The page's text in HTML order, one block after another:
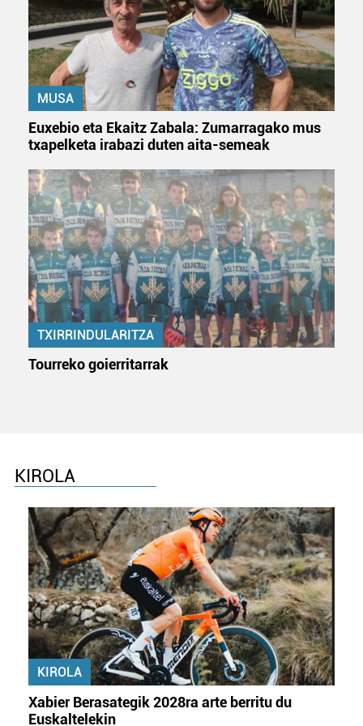
Lortu zure datu pertsonalak prozesatzeko moduari
buruzko informazio gehiago eta ezarri zure lehentasunak
datuen atalean. Edozein unetan alda edo ken dezakezu
zure baimena Cookieen adierazpenean.
Webgune honek cookie propioak eta hirugarrenen cookie-
fitxategiak erabiltzen ditu. Zure esperientzia eta
zerbitzuak hobetzeko asmoz, cookie teknologiaz
baliatzen gara. Ohar hau onartuz gero, teknologia hori
erabiltzeko baimen esplizitua ematen diguzu.Gehiago
irakurri
MUSA
Euxebio eta Ekaitz Zabala: Zumarragako mus
txapelketa irabazi duten aita-semeak
TXIRRINDULARITZA
Tourreko goierritarrak
KIROLA
KIROLA
Xabier Berasategik 2028ra arte berritu du
Euskaltelekin